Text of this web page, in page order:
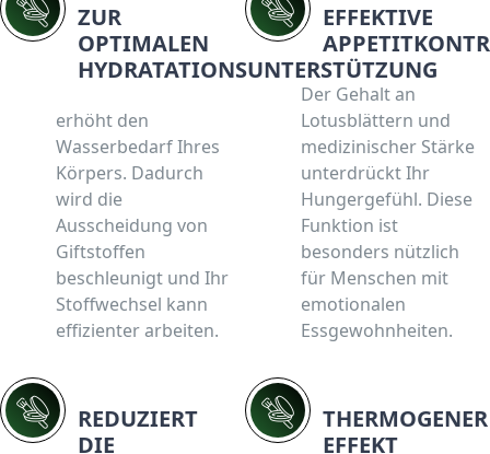
ZUR
OPTIMALEN
HYDRATATIONSUNTERSTÜTZUNG
erhöht den
Wasserbedarf Ihres
Körpers. Dadurch
wird die
Ausscheidung von
Giftstoffen
beschleunigt und Ihr
Stoffwechsel kann
effizienter arbeiten.
EFFEKTIVE
Der Gehalt an
Lotusblättern und
medizinischer Stärke
unterdrückt Ihr
Hungergefühl. Diese
Funktion ist
besonders nützlich
für Menschen mit
emotionalen
Essgewohnheiten.
REDUZIERT
DIE
THERMOGENER
EFFEKT